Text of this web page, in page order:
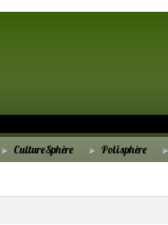
CultureSphère Polisphère